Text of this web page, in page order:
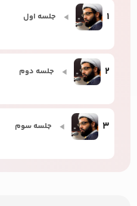
1 جلسه اول
2 جلسه دوم
3 جلسه سوم